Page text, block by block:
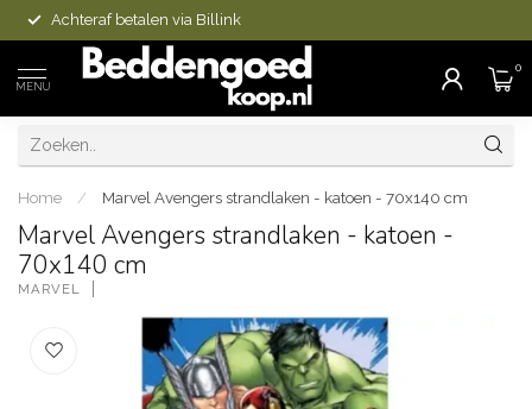
Achteraf betalen via Billink
MENU
0
Home / Marvel Avengers strandlaken - katoen - 70x140 cm
Marvel Avengers strandlaken - katoen -
70x140 cm
MARVEL